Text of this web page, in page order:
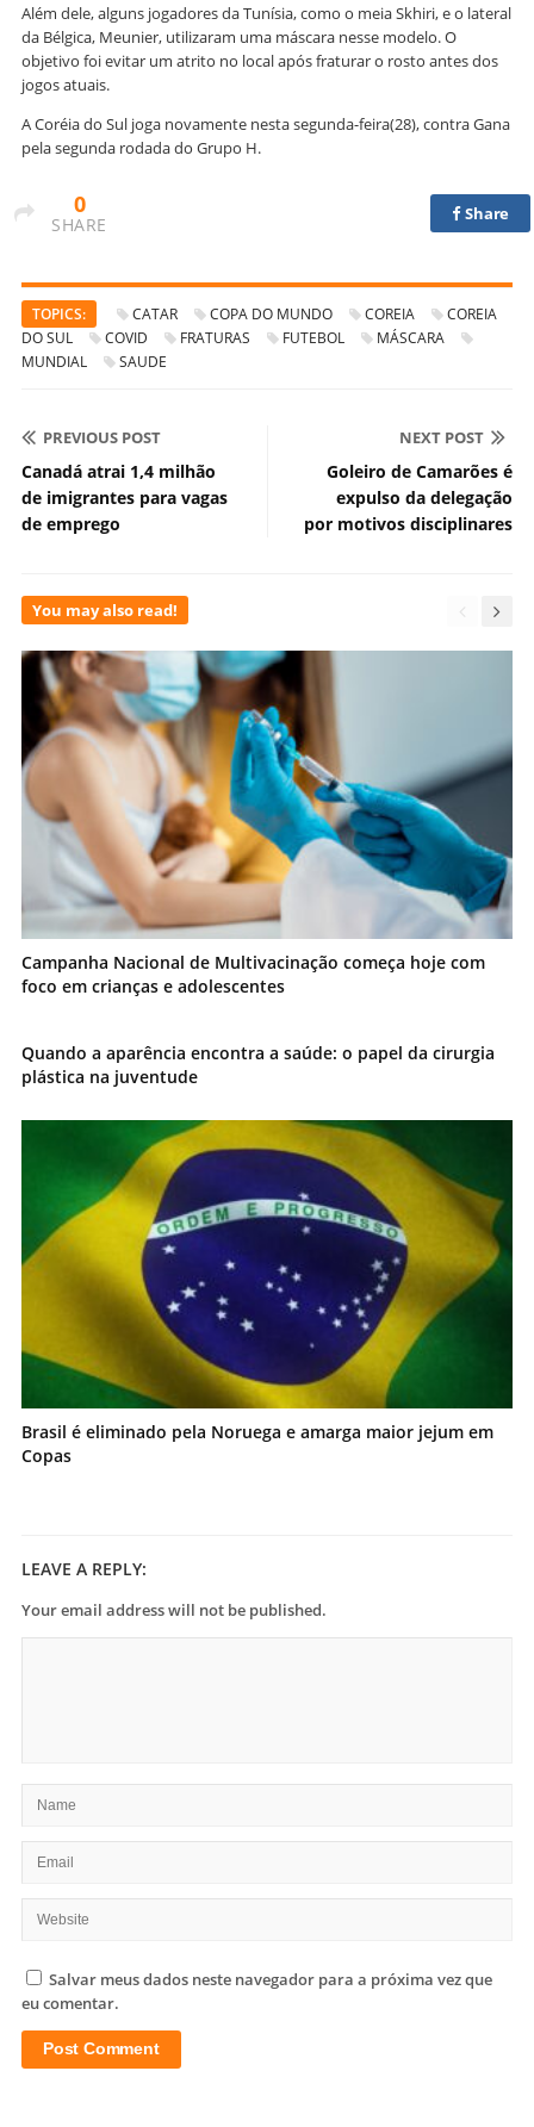
Além dele, alguns jogadores da Tunísia, como o meia Skhiri, e o lateral
da Bélgica, Meunier, utilizaram uma máscara nesse modelo. O
objetivo foi evitar um atrito no local após fraturar o rosto antes dos
jogos atuais.
A Coréia do Sul joga novamente nesta segunda-feira(28), contra Gana
pela segunda rodada do Grupo H.
0
SHARE
Share
TOPICS: CATAR COPA DO MUNDO COREIA
COREIA
DO SUL
COVID FRATURAS FUTEBOL
MÁSCARA
MUNDIAL
SAUDE
PREVIOUS POST
Canadá atrai 1,4 milhão
de imigrantes para vagas
de emprego
NEXT POST
Goleiro de Camarões é
expulso da delegação
por motivos disciplinares
You may also read!
Campanha Nacional de Multivacinação começa hoje com
foco em crianças e adolescentes
Quando a aparência encontra a saúde: o papel da cirurgia
plástica na juventude
Brasil é eliminado pela Noruega e amarga maior jejum em
Copas
LEAVE A REPLY:
Your email address will not be published.
Salvar meus dados neste navegador para a próxima vez que
eu comentar.